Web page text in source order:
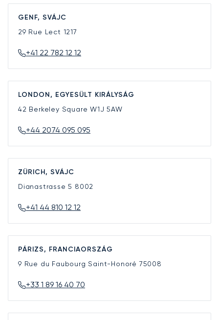
GENF, SVÁJC
29 Rue Lect 1217
+41 22 782 12 12
LONDON, EGYESÜLT KIRÁLYSÁG
42 Berkeley SquareW1J 5AW
+44 2074 095 095
ZÜRICH, SVÁJC
Dianastrasse 5 8002
+41 44 810 12 12
PÁRIZS, FRANCIAORSZÁG
9 Rue du Faubourg Saint-Honoré 75008
+33 1 89 16 40 70